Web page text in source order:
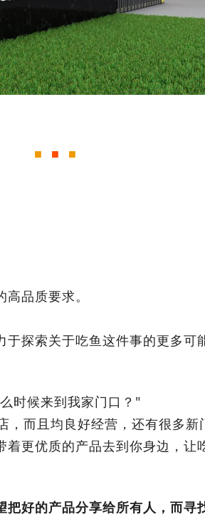
■ ■ ■
品质要求。
探索关于吃鱼这件事的更多可
时候来到我家门口？"
，而且均良好经营，还有很多新
更优质的产品去到你身边，让
好的产品分享给所有人，而寻